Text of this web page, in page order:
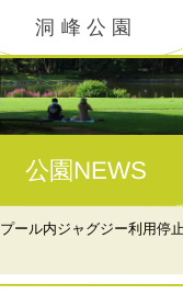
洞峰公園
公園NEWS
プール内ジャグジー利用停